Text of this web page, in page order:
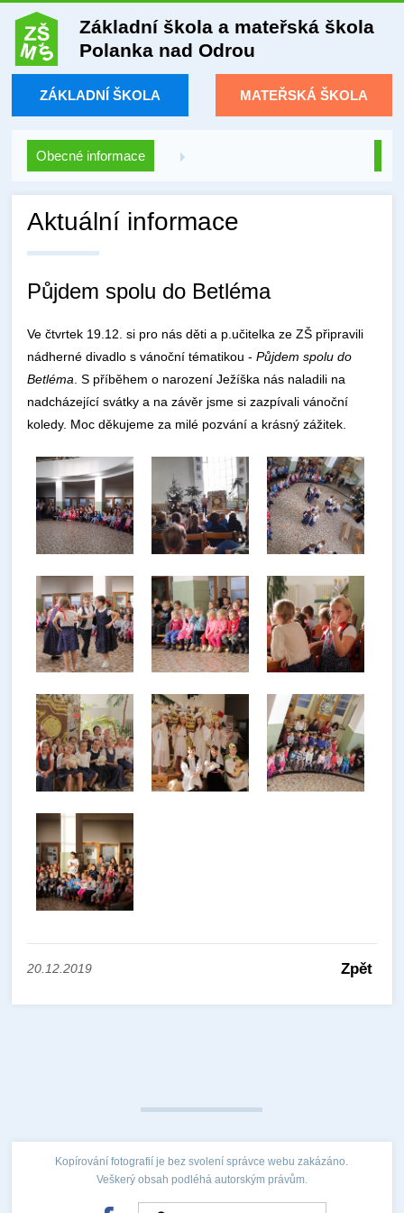
Základní škola a mateřská škola
Polanka nad Odrou
ZÁKLADNÍ ŠKOLA MATEŘSKÁ ŠKOLA
Obecné informace
Aktuální informace
Půjdem spolu do Betléma
Ve čtvrtek 19.12. si pro nás děti a p.učitelka ze ZŠ připravili
nádherné divadlo s vánoční tématikou -Půjdem spolu do
Betléma . S příběhem o narození Ježíška nás naladili na
nadcházející svátky a na závěr jsme si zazpívali vánoční
koledy. Moc děkujeme za milé pozvání a krásný zážitek.
20.12.2019 Zpět
Kopírování fotografií je bez svolení správce webu zakázáno.
Veškerý obsah podléhá autorským právům.